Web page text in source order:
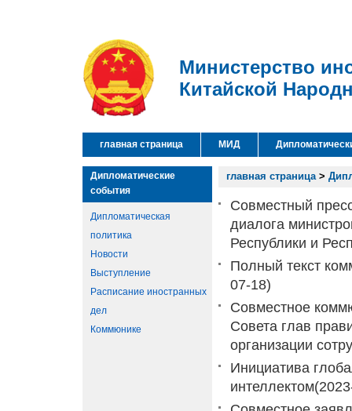
Министерство
Китайской
главная страница МИД
Дипломатические
события
Дипломатическая
политика
Новости
Выступление
Расписание иностранных
дел
Коммюнике
главная страница>
Совместный
диалога
Республики и
Полный текст
07-18)
Совместное
Совета глав
организации
Инициатива
интеллектом